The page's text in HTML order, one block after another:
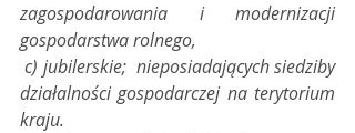
zagospodarowania i modernizacji
gospodarstwa rolnego,
c) jubilerskie;  nieposiadających siedziby
działalności gospodarczej na terytorium
kraju.